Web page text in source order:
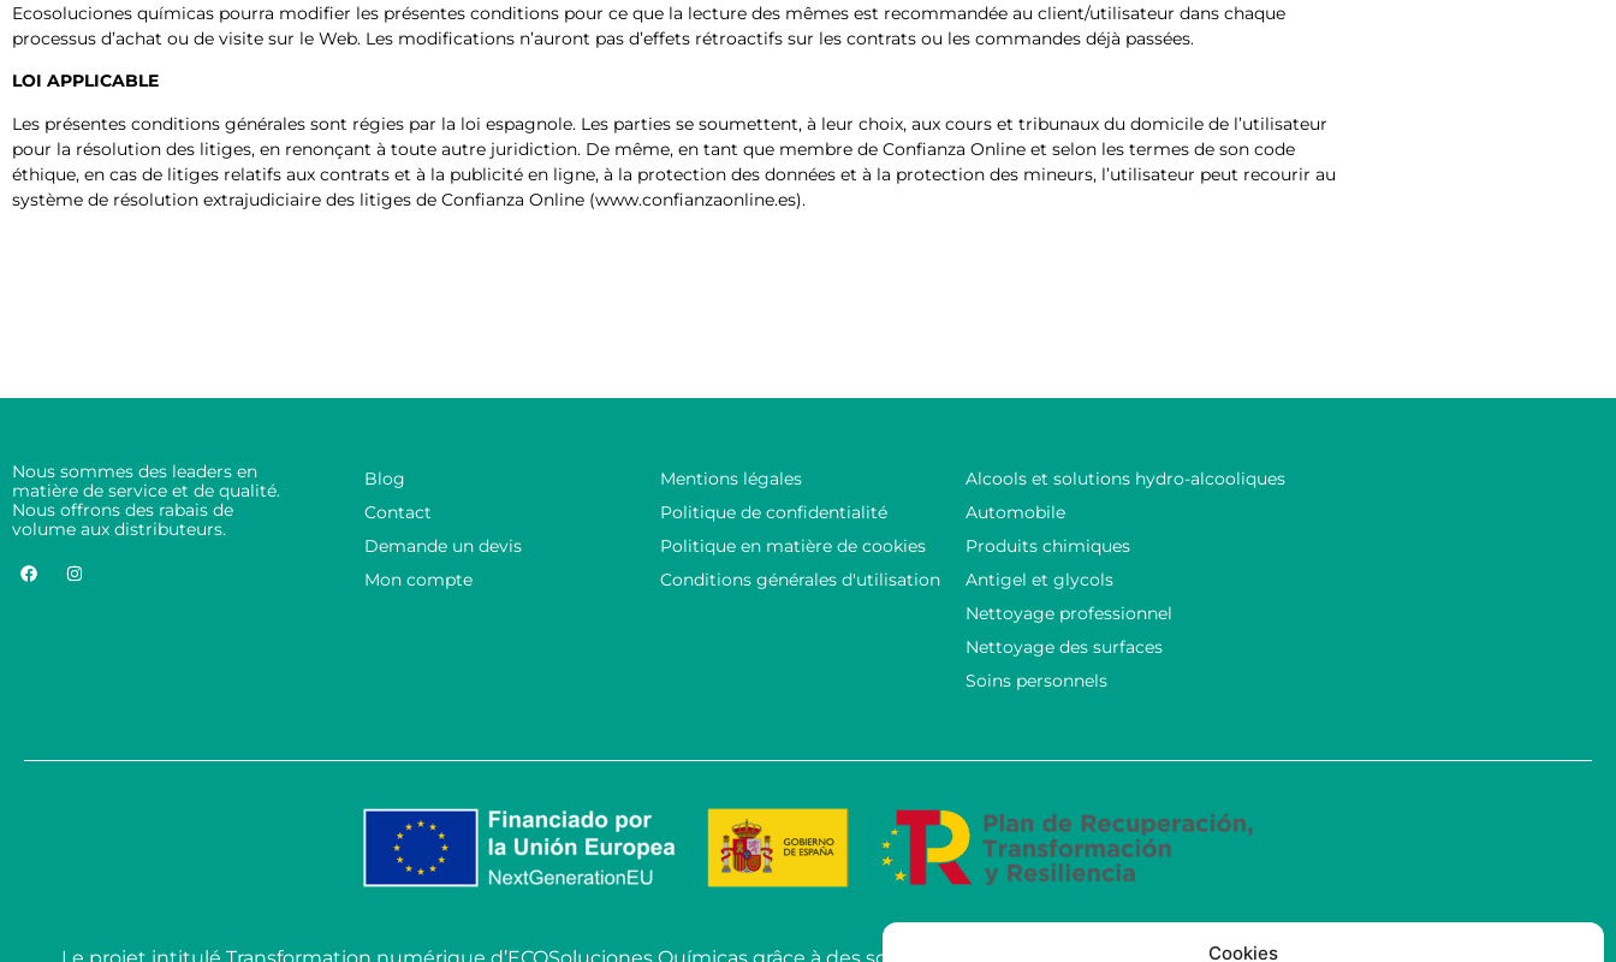
Cookies
Ecosoluciones químicas pourra modifier les présentes conditions pour ce que la lecture des mêmes est recommandée au client/utilisateur dans chaque
processus d’achat ou de visite sur le Web. Les modifications n’auront pas d’effets rétroactifs sur les contrats ou les commandes déjà passées.
LOI APPLICABLE
Les présentes conditions générales sont régies par la loi espagnole. Les parties se soumettent, à leur choix, aux cours et tribunaux du domicile de l’utilisateur
pour la résolution des litiges, en renonçant à toute autre juridiction. De même, en tant que membre de Confianza Online et selon les termes de son code
éthique, en cas de litiges relatifs aux contrats et à la publicité en ligne, à la protection des données et à la protection des mineurs, l’utilisateur peut recourir au
système de résolution extrajudiciaire des litiges de Confianza Online (www.confianzaonline.es).
Nous sommes des leaders en
matière de service et de qualité.
Nous offrons des rabais de
volume aux distributeurs.
Blog
Contact
Demande un devis
Mon compte
Mentions légales
Politique de confidentialité
Politique en matière de cookies
Conditions générales d'utilisation
Alcools et solutions hydro-alcooliques
Automobile
Produits chimiques
Antigel et glycols
Nettoyage professionnel
Nettoyage des surfaces
Soins personnels